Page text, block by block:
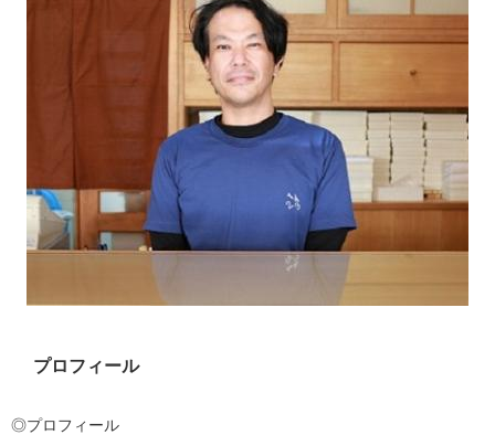
プロフィール
◎プロフィール